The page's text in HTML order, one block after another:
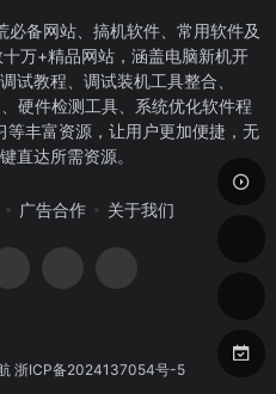
备网站、搞机软件、常用软件及
万+精品网站，涵盖电脑新机开
试教程、调试装机工具整合、
硬件检测工具、系统优化软件程
丰富资源，让用户更加便捷，无
直达所需资源。
广告合作 关于我们
浙ICP备2024137054号-5